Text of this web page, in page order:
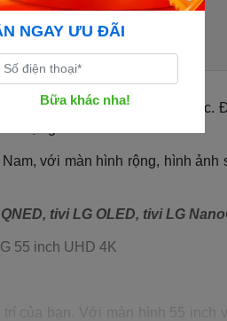
nét, sống động và chân thực.
lượng bán ra.
với màn hình rộng, hình
tivi LG OLED, tivi LG
55 inch UHD 4K
của bạn. Với màn hình 55 inch
NGAY ƯU ĐÃI
Bữa khác nha!